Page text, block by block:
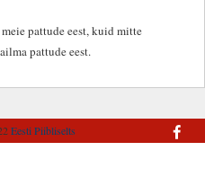
pattude eest, kuid mitte
pattude eest.
Eesti Piibliselts